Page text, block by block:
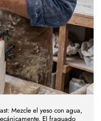
Mezcle el yeso con agua,
El fraguado